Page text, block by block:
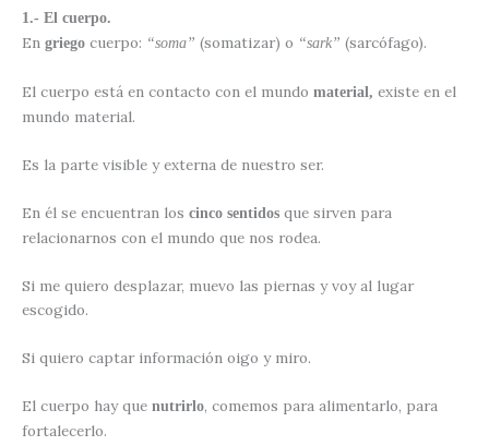
1.- El cuerpo.
En griego cuerpo: “soma” (somatizar) o “sark” (sarcófago).
El cuerpo está en contacto con el mundo material, existe en el
mundo material.
Es la parte visible y externa de nuestro ser.
En él se encuentran los cinco sentidos que sirven para
relacionarnos con el mundo que nos rodea.
Si me quiero desplazar, muevo las piernas y voy al lugar
escogido.
Si quiero captar información oigo y miro.
El cuerpo hay que nutrirlo, comemos para alimentarlo, para
fortalecerlo.